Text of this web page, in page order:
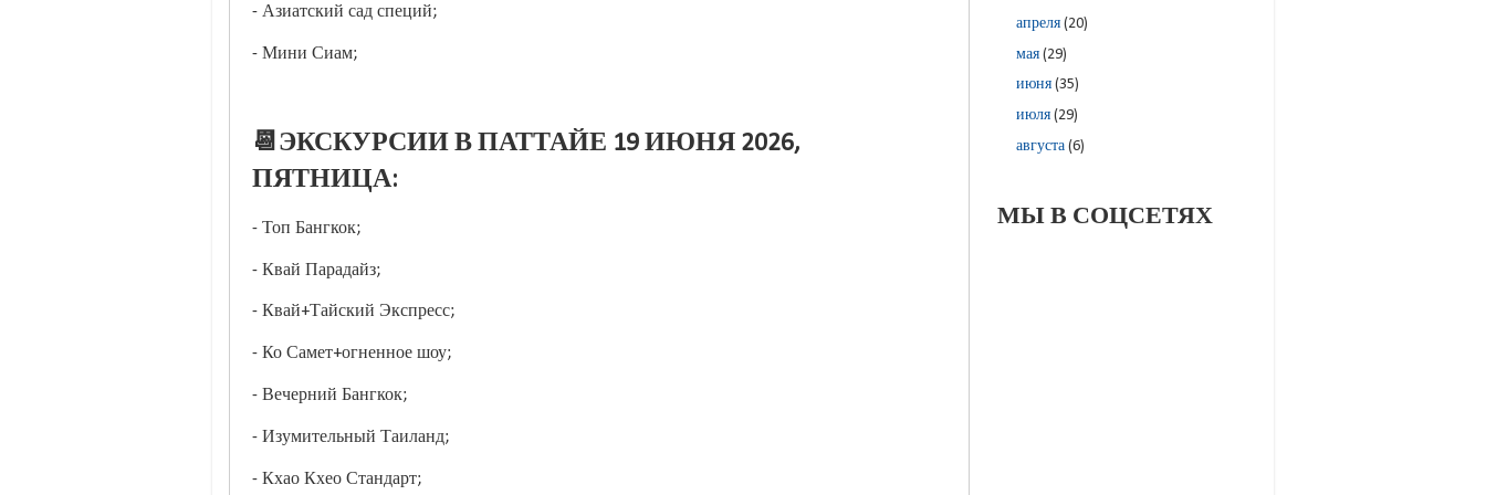
- Азиатский сад специй;
- Мини Сиам;
📆ЭКСКУРСИИ В ПАТТАЙЕ 19 ИЮНЯ 2026,
ПЯТНИЦА:
- Топ Бангкок;
- Квай Парадайз;
- Квай+Тайский Экспресс;
- Ко Самет+огненное шоу;
- Вечерний Бангкок;
- Изумительный Таиланд;
- Кхао Кхео Стандарт;
апреля(20)
мая(29)
июня(35)
июля(29)
августа(6)
МЫ В СОЦСЕТЯХ